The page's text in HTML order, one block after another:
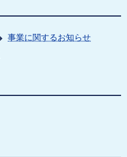
事業に関するお知らせ